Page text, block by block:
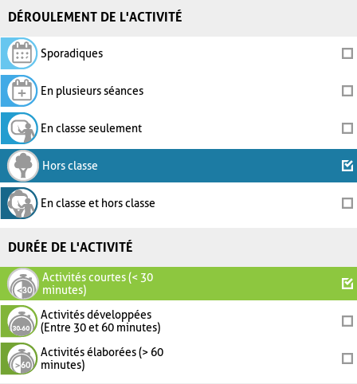
DÉROULEMENT DE L'ACTIVITÉ
Sporadiques
En plusieurs séances
En classe seulement
Hors classe
En classe et hors classe
DURÉE DE L'ACTIVITÉ
Activités courtes (< 30
minutes)
Activités développées
(Entre 30 et 60 minutes)
Activités élaborées (> 60
minutes)